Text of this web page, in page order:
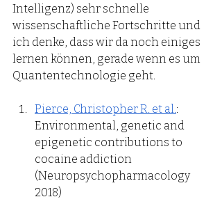
Intelligenz) sehr schnelle
wissenschaftliche Fortschritte und
ich denke, dass wir da noch einiges
lernen können, gerade wenn es um
Quantentechnologie geht.
Pierce, Christopher R. et al.:
Environmental, genetic and
epigenetic contributions to
cocaine addiction
(Neuropsychopharmacology
2018)